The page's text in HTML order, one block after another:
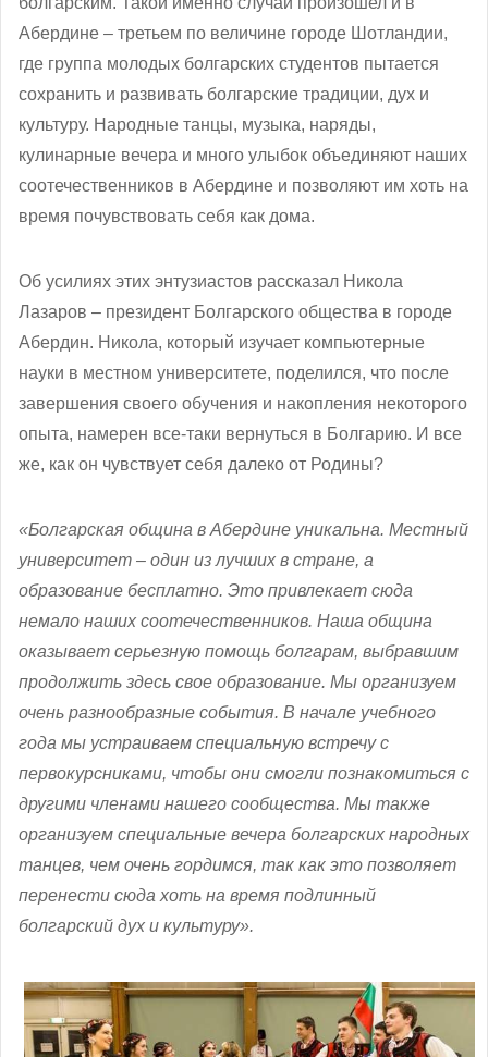
Абердине – третьем по величине городе Шотландии,
где группа молодых болгарских студентов пытается
сохранить и развивать болгарские традиции, дух и
культуру. Народные танцы, музыка, наряды,
кулинарные вечера и много улыбок объединяют наших
соотечественников в Абердине и позволяют им хоть на
время почувствовать себя как дома.
Об усилиях этих энтузиастов рассказал Никола
Лазаров – президент Болгарского общества в городе
Абердин. Никола, который изучает компьютерные
науки в местном университете, поделился, что после
завершения своего обучения и накопления некоторого
опыта, намерен все-таки вернуться в Болгарию. И все
же, как он чувствует себя далеко от Родины?
«Болгарская община в Абердине уникальна. Местный
университет – один из лучших в стране, а
образование бесплатно. Это привлекает сюда
немало наших соотечественников. Наша община
оказывает серьезную помощь болгарам, выбравшим
продолжить здесь свое образование. Мы организуем
очень разнообразные события. В начале учебного
года мы устраиваем специальную встречу с
первокурсниками, чтобы они смогли познакомиться с
другими членами нашего сообщества. Мы также
организуем специальные вечера болгарских народных
танцев, чем очень гордимся, так как это позволяет
перенести сюда хоть на время подлинный
болгарский дух и культуру».